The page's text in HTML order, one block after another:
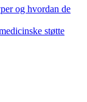
og hvordan de
støtte